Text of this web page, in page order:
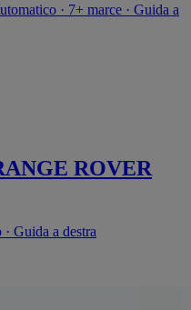
· 7+ marce · Guida a
ROVER
Guida a destra